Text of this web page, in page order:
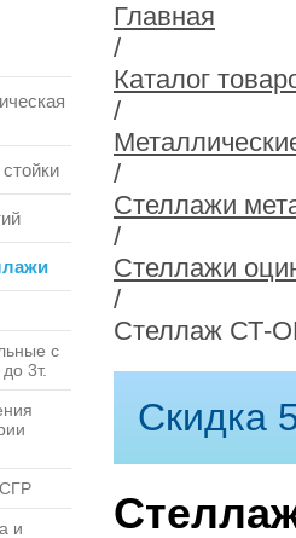
с
3т.
и
Главная
/
Каталог
/
/
Стеллажи
/
Стеллажи
/
Стеллаж СТ-
Скидка